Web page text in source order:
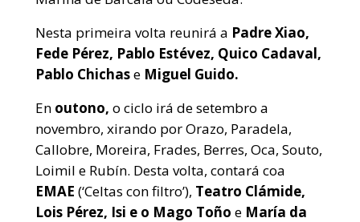
Nesta primeira volta reunirá a Padre Xiao,
Fede Pérez, Pablo Estévez, Quico Cadaval,
Pablo Chichase Miguel Guido.
En outono, o ciclo irá de setembro a
novembro, xirando por Orazo, Paradela,
Callobre, Moreira, Frades, Berres, Oca, Souto,
Loimil e Rubín. Desta volta, contará coa
EMAE (‘Celtas con filtro’), Teatro Clámide,
Lois Pérez, Isi e o Mago Toño e María da